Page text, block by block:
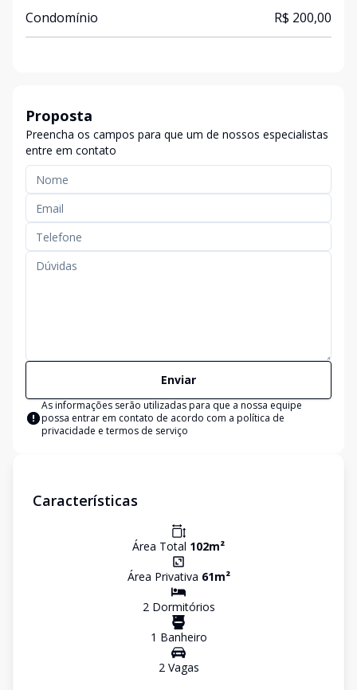
Condomínio R$ 200,00
Proposta
Preencha os campos para que um de nossos especialistas
entre em contato
Enviar
As informações serão utilizadas para que a nossa equipe
possa entrar em contato de acordo com a política de
privacidade e termos de serviço
Características
Área Total 102m²
Área Privativa 61m²
2Dormitórios
1 Banheiro
2Vagas